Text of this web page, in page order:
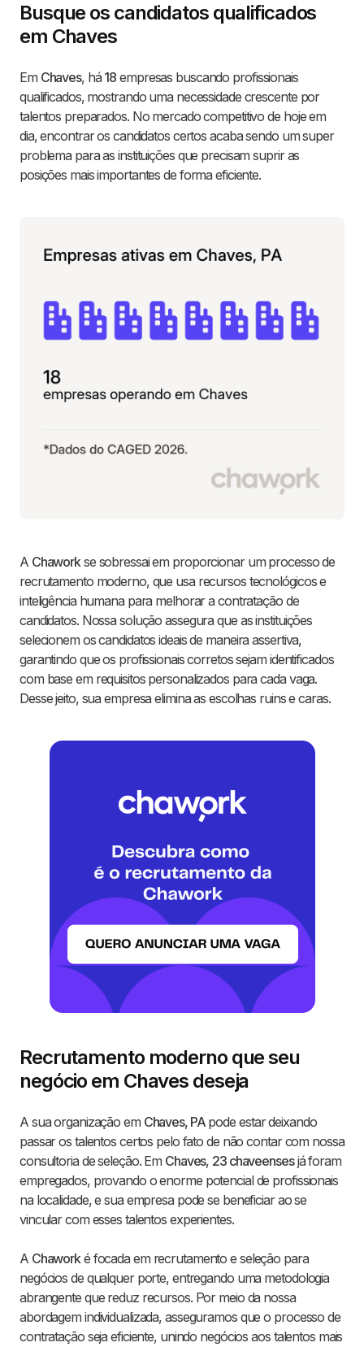
Busque os candidatos qualificados
em Chaves
Em Chaves, há 18 empresas buscando profissionais
qualificados, mostrando uma necessidade crescente por
talentos preparados. No mercado competitivo de hoje em
dia, encontrar os candidatos certos acaba sendo um super
problema para as instituições que precisam suprir as
posições mais importantes de forma eficiente.
A Chaworkse sobressai em proporcionar um processo de
recrutamento moderno, que usa recursos tecnológicos e
inteligência humana para melhorar a contratação de
candidatos. Nossa solução assegura que as instituições
selecionem os candidatos ideais de maneira assertiva,
garantindo que os profissionais corretos sejam identificados
com base em requisitos personalizados para cada vaga.
Desse jeito, sua empresa elimina as escolhas ruins e caras.
Recrutamento moderno que seu
negócio em Chaves deseja
A sua organização em Chaves, PApode estar deixando
passar os talentos certos pelo fato de não contar com nossa
consultoria de seleção. Em Chaves, 23 chaveensesjá foram
empregados, provando o enorme potencial de profissionais
na localidade, e sua empresa pode se beneficiar ao se
vincular com esses talentos experientes.
A Chaworké focada em recrutamento e seleção para
negócios de qualquer porte, entregando uma metodologia
abrangente que reduz recursos. Por meio da nossa
abordagem individualizada, asseguramos que o processo de
contratação seja eficiente, unindo negócios aos talentos mais